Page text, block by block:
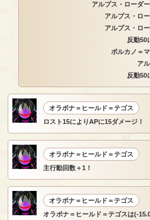
アルプス・ローダ
アルプス・ロ
アルプス・ロ
反動50
ボルカノ＝
ア
反動50
オラボナ＝ヒールド＝テゴス
ロスト15によりAPに15ダメージ！
オラボナ＝ヒールド＝テゴス
主行動回数＋1！
オラボナ＝ヒールド＝テゴス
オラボナ＝ヒールド＝テゴスは(-